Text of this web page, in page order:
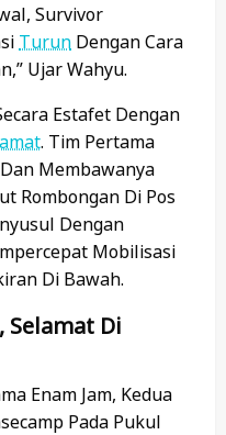
Survivor
Turun Dengan Cara
Ujar Wahyu.
Estafet Dengan
. Tim Pertama
Membawanya
Rombongan Di Pos
Dengan
Mobilisasi
Di Bawah.
Selamat Di
Enam Jam, Kedua
Pada Pukul